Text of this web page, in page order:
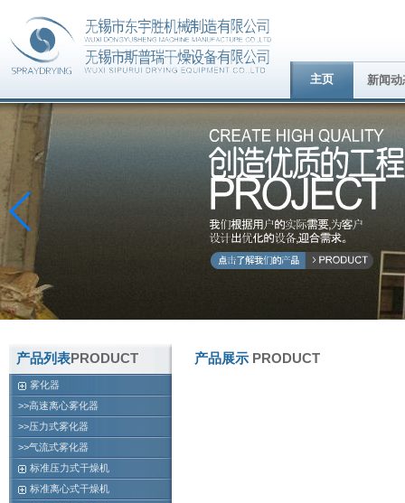
主页 新闻动
产品列表PRODUCT
雾化器
>>高速离心雾化器
>>压力式雾化器
>>气流式雾化器
标准压力式干燥机
标准离心式干燥机
产品展示 PRODUCT